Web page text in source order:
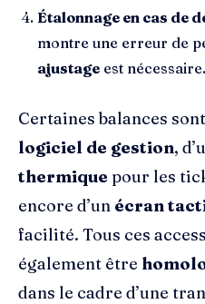
Étalonnage en cas de
montre une erreur de
ajustage est nécessaire.
Certaines balances
logiciel de gestion,
thermique pour les
encore d’un écran
facilité. Tous ces
également être
dans le cadre d’une